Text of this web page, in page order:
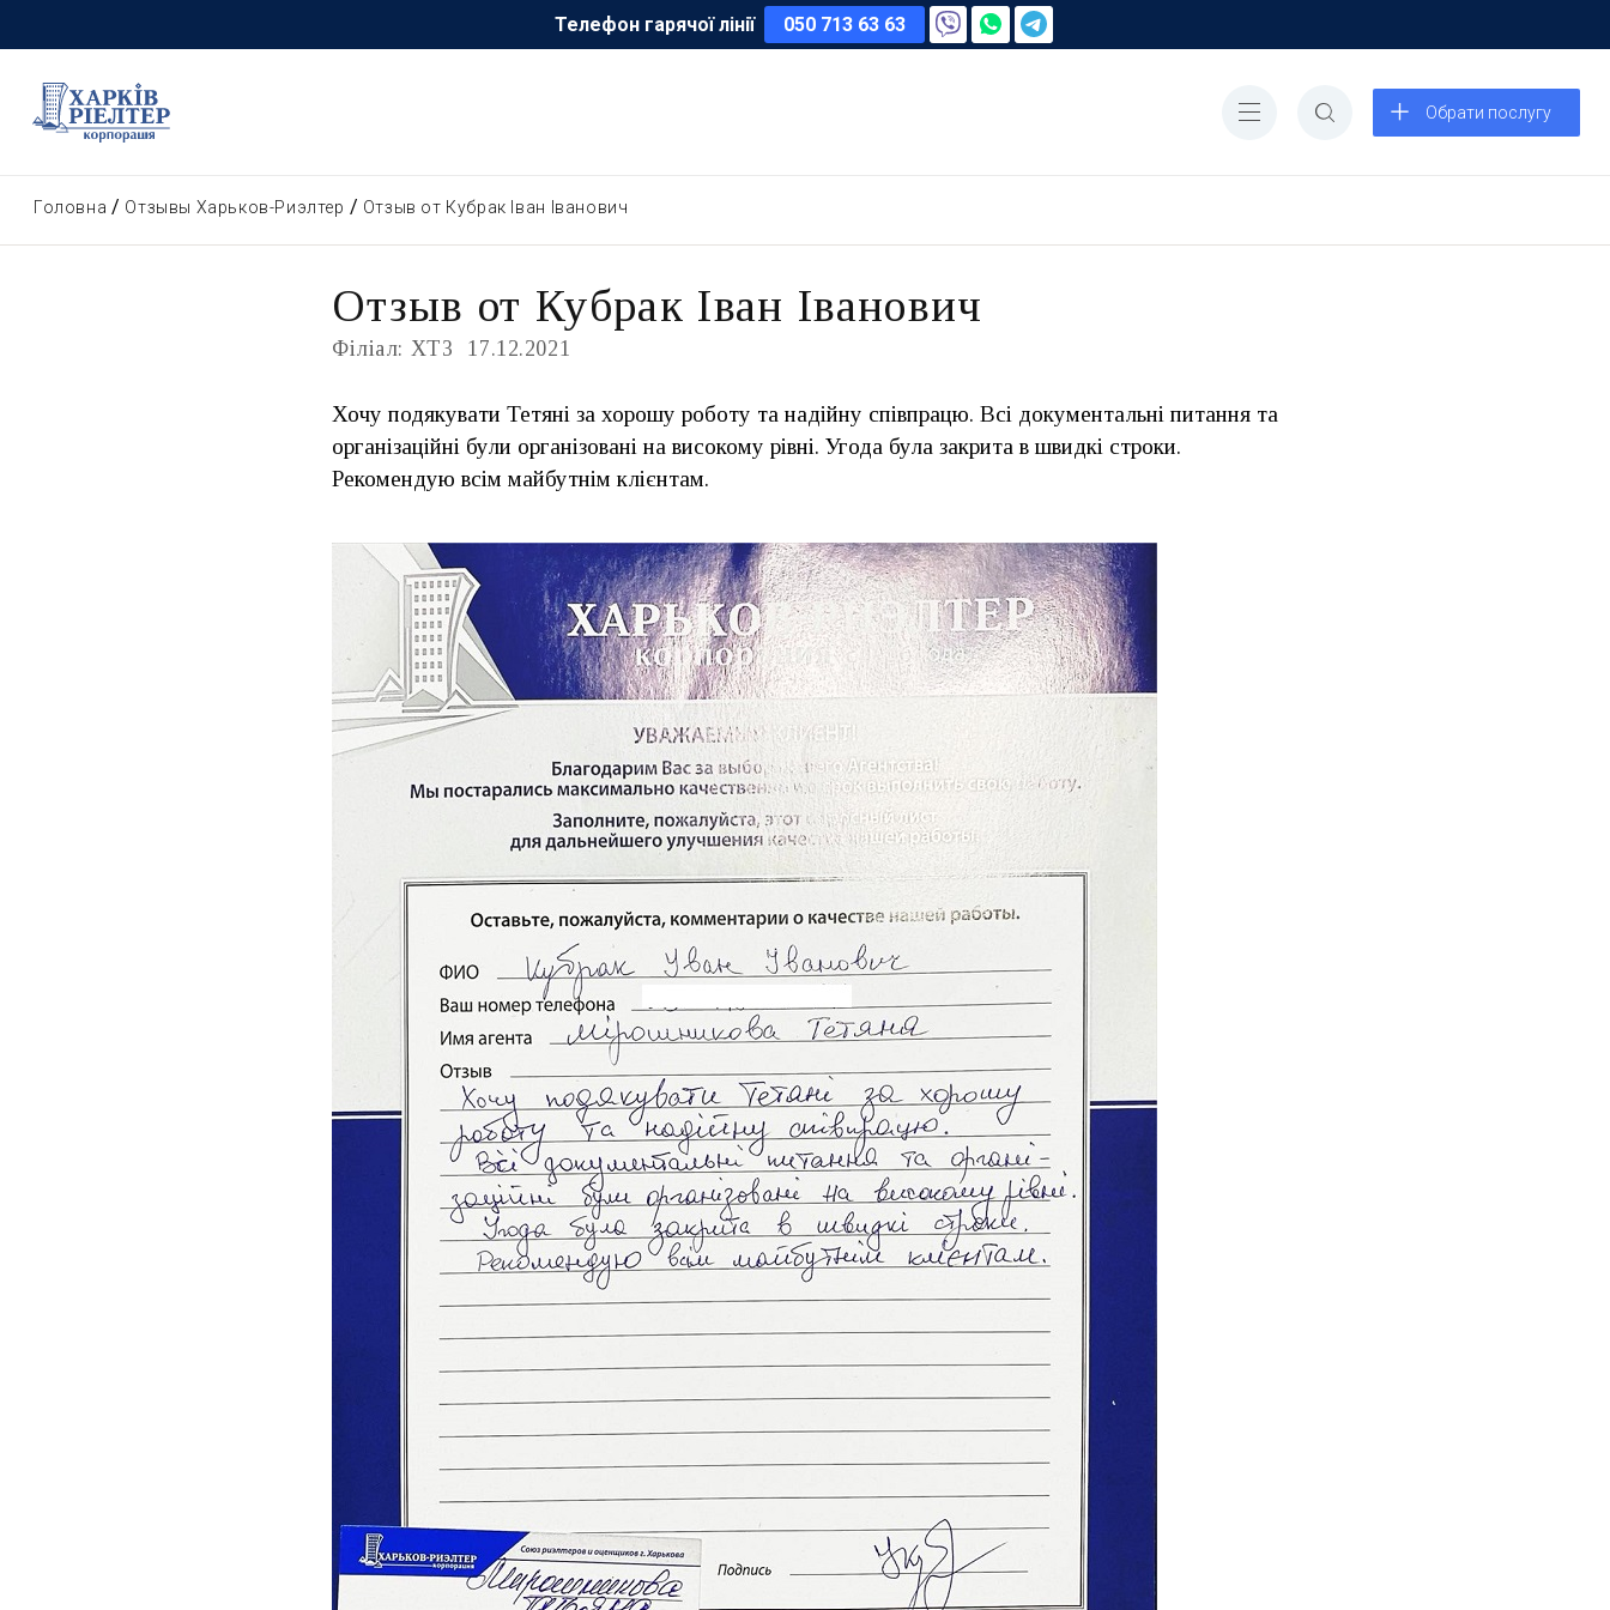
Телефон гарячої лінії 050 713 63 63
Обрати послугу
Головна Отзывы Харьков-Риэлтер Отзыв от Кубрак Іван Іванович
Отзыв от Кубрак Іван Іванович
Філіал: ХТЗ 17.12.2021
Хочу подякувати Тетяні за хорошу роботу та надійну співпрацю. Всі документальні питання та
організаційні були організовані на високому рівні. Угода була закрита в швидкі строки.
Рекомендую всім майбутнім клієнтам.